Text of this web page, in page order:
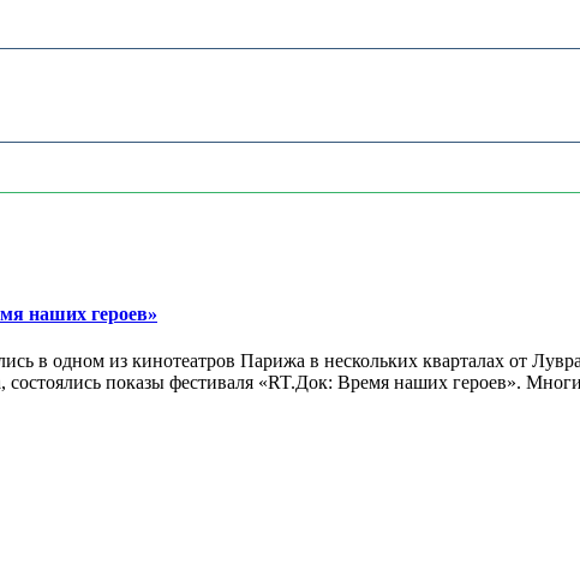
наших героев»
в одном из кинотеатров Парижа в нескольких кварталах от
состоялись показы фестиваля «RT.Док: Время наших героев».